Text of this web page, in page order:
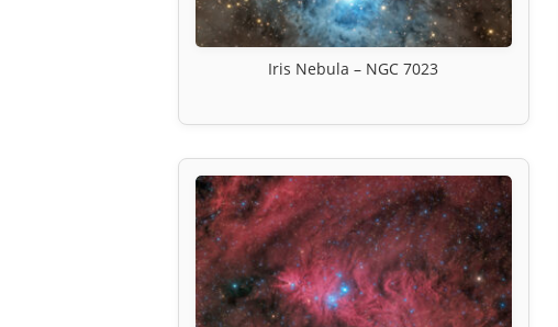
Iris Nebula – NGC 7023